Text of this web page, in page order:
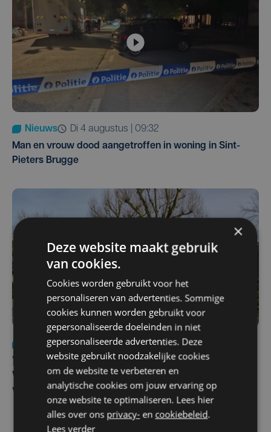
Nieuws
di 4 augustus | 09:32
Man en vrouw dood aangetroffen in woning in Sint-
Pieters Brugge
Nieuws
wo 5 augustus | 11:57
Vier Oostendse gynaecologen versterken dienst in AZ
West, dat ook een nieuwe voltijdse gynaecoloog
verwelkomt
×
Deze website maakt gebruik
van cookies.
Cookies worden gebruikt voor het
personaliseren van advertenties. Sommige
cookies kunnen worden gebruikt voor
gepersonaliseerde doeleinden in niet
gepersonaliseerde advertenties. Deze
website gebruikt noodzakelijke cookies
om de website te verbeteren en
analytische cookies om jouw ervaring op
onze website te optimaliseren. Lees hier
alles over ons privacy- en cookiebeleid.
Lees verder